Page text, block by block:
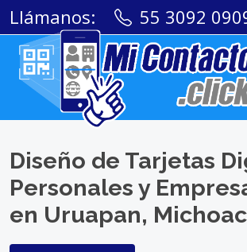
Llámanos: 55 3092
Diseño de Tarjetas
Personales y
en Uruapan,